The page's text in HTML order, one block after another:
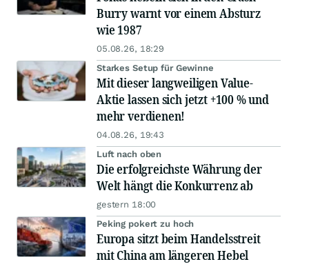
Burry warnt vor einem Absturz
wie 1987
05.08.26, 18:29
Starkes Setup für Gewinne
Mit dieser langweiligen Value-
Aktie lassen sich jetzt +100 % und
mehr verdienen!
04.08.26, 19:43
Luft nach oben
Die erfolgreichste Währung der
Welt hängt die Konkurrenz ab
gestern 18:00
Peking pokert zu hoch
Europa sitzt beim Handelsstreit
mit China am längeren Hebel